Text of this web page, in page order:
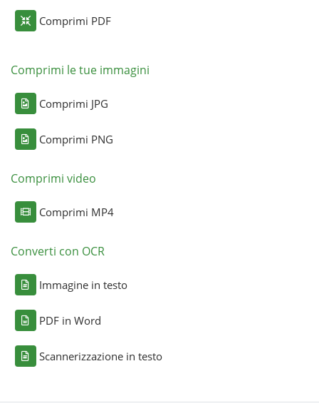
Comprimi PDF
Comprimi le tue immagini
Comprimi JPG
Comprimi PNG
Comprimi video
Comprimi MP4
Converti con OCR
Immagine in testo
PDF in Word
Scannerizzazione in testo